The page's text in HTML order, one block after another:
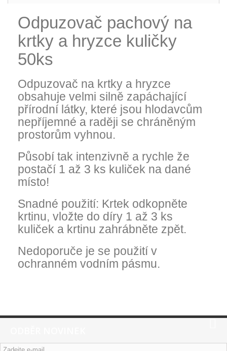
Odpuzovač pachový na
krtky a hryzce kuličky
50ks
Odpuzovač na krtky a hryzce
obsahuje velmi silně zapáchající
přírodní látky, které jsou hlodavcům
nepříjemné a raději se chráněným
prostorům vyhnou.
Působí tak intenzivně a rychle že
postačí 1 až 3 ks kuliček na dané
místo!
Snadné použití: Krtek odkopněte
krtinu, vložte do díry 1 až 3 ks
kuliček a krtinu zahrábněte zpět.
Nedoporuče je se použití v
ochranném vodním pásmu.